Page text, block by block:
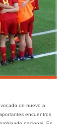
de nuevo a
encuentros